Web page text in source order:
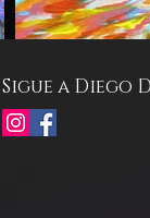
Sigue a Diego